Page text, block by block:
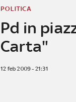
Pd in
Carta"
POLITICA
12 feb 2009 - 21:31